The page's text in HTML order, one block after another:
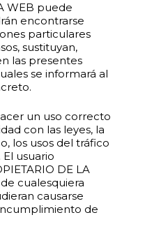
WEB puede
encontrarse
particulares
sustituyan,
las presentes
se informará al
un uso correcto
con las leyes, la
los usos del tráfico
usuario
DE LA
cualesquiera
causarse
de